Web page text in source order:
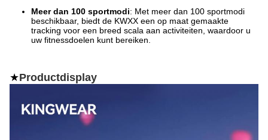
Meer dan 100 sportmodi: Met meer dan 100 sportmodi
beschikbaar, biedt de KWXX een op maat gemaakte
tracking voor een breed scala aan activiteiten, waardoor u
uw fitnessdoelen kunt bereiken.
★Productdisplay